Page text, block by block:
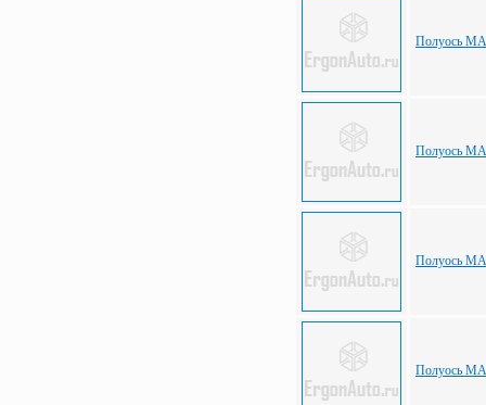
Полуось
Полуось
Полуось
Полуось